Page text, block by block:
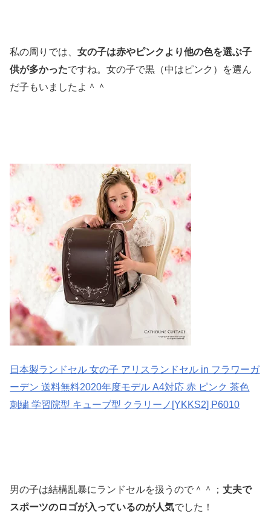
私の周りでは、女の子は赤やピンクより他の色を選ぶ子
供が多かったですね。女の子で黒（中はピンク）を選ん
だ子もいましたよ＾＾
日本製ランドセル 女の子 アリスランドセル in フラワーガ
ーデン 送料無料2020年度モデル A4対応 赤 ピンク 茶色
刺繍 学習院型 キューブ型 クラリーノ[YKKS2] P6010
男の子は結構乱暴にランドセルを扱うので＾＾；丈夫で
スポーツのロゴが入っているのが人気でした！